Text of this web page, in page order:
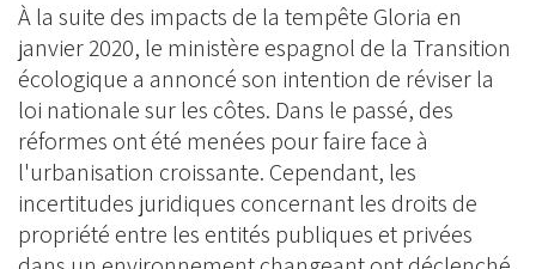
À la suite des impacts de la tempête Gloria en
janvier 2020, le ministère espagnol de la Transition
écologique a annoncé son intention de réviser la
loi nationale sur les côtes. Dans le passé, des
réformes ont été menées pour faire face à
l'urbanisation croissante. Cependant, les
incertitudes juridiques concernant les droits de
propriété entre les entités publiques et privées